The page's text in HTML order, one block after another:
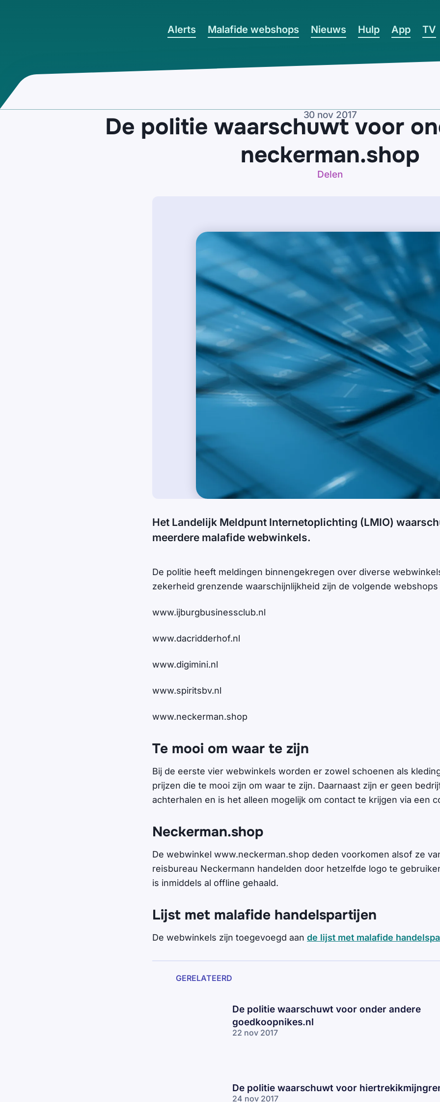
Alerts Malafide webshops Nieuws Hulp App TV
30 nov 2017
De politie waarschuwt voor
neckerman.shop
Delen
Het Landelijk Meldpunt Internetoplichting (LMIO)
meerdere malafide webwinkels.
De politie heeft meldingen binnengekregen over diverse
zekerheid grenzende waarschijnlijkheid zijn de volgende webshops
www.ijburgbusinessclub.nl
www.dacridderhof.nl
www.digimini.nl
www.spiritsbv.nl
www.neckerman.shop
Te mooi om waar te zijn
Bij de eerste vier webwinkels worden er zowel schoenen als
prijzen die te mooi zijn om waar te zijn. Daarnaast zijn er geen
achterhalen en is het alleen mogelijk om contact te krijgen via een
Neckerman.shop
De webwinkel www.neckerman.shop deden voorkomen alsof ze
reisbureau Neckermann handelden door hetzelfde logo te
is inmiddels al offline gehaald.
Lijst met malafide handelspartijen
De webwinkels zijn toegevoegd aan de lijst met malafide
GERELATEERD
De politie waarschuwt voor onder andere
goedkoopnikes.nl
22 nov 2017
De politie waarschuwt voor
24 nov 2017